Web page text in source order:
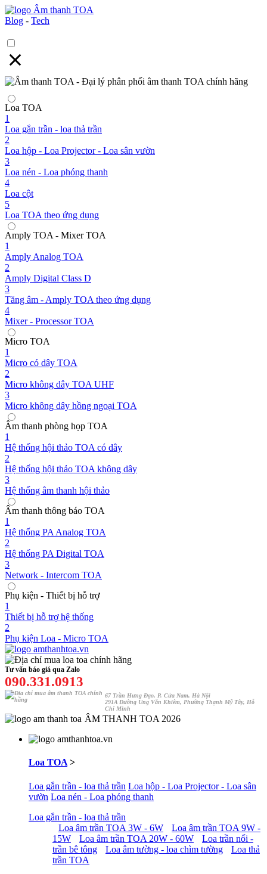
Blog - Tech
Loa TOA
1
Loa gắn trần - loa thả trần
2
Loa hộp - Loa Projector - Loa sân vườn
3
Loa nén - Loa phóng thanh
4
Loa cột
5
Loa TOA theo ứng dụng
Amply TOA - Mixer TOA
1
Amply Analog TOA
2
Amply Digital Class D
3
Tăng âm - Amply TOA theo ứng dụng
4
Mixer - Processor TOA
Micro TOA
1
Micro có dây TOA
2
Micro không dây TOA UHF
3
Micro không dây hồng ngoại TOA
Âm thanh phòng họp TOA
1
Hệ thống hội thảo TOA có dây
2
Hệ thống hội thảo TOA không dây
3
Hệ thống âm thanh hội thảo
Âm thanh thông báo TOA
1
Hệ thống PA Analog TOA
2
Hệ thống PA Digital TOA
3
Network - Intercom TOA
Phụ kiện - Thiết bị hỗ trợ
1
Thiết bị hỗ trợ hệ thống
2
Phụ kiện Loa - Micro TOA
Tư vấn báo giá qua Zalo
090.331.0913
67 Trần Hưng Đạo, P. Cửa Nam, Hà Nội
291A Đường Ung Văn Khiêm, Phường Thạnh Mỹ Tây, Hỗ
Chí Minh
ÂM THANH TOA 2026
Loa TOA >
Loa gắn trần - loa thả trần Loa hộp - Loa Projector - Loa sân
vườn Loa nén - Loa phóng thanh
Loa gắn trần - loa thả trần
Loa âm trần TOA 3W - 6W
Loa âm trần TOA 9W -
15W
Loa âm trần TOA 20W - 60W
Loa trần nổi -
trần bê tông
Loa âm tường - loa chìm tường
Loa thả
trần TOA